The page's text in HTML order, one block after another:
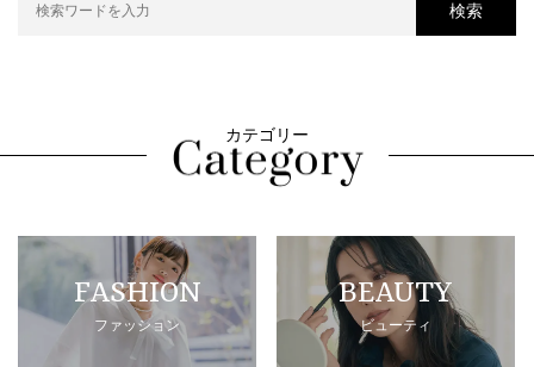
検索
カテゴリー
FASHION
ファッション
BEAUTY
ビューティ